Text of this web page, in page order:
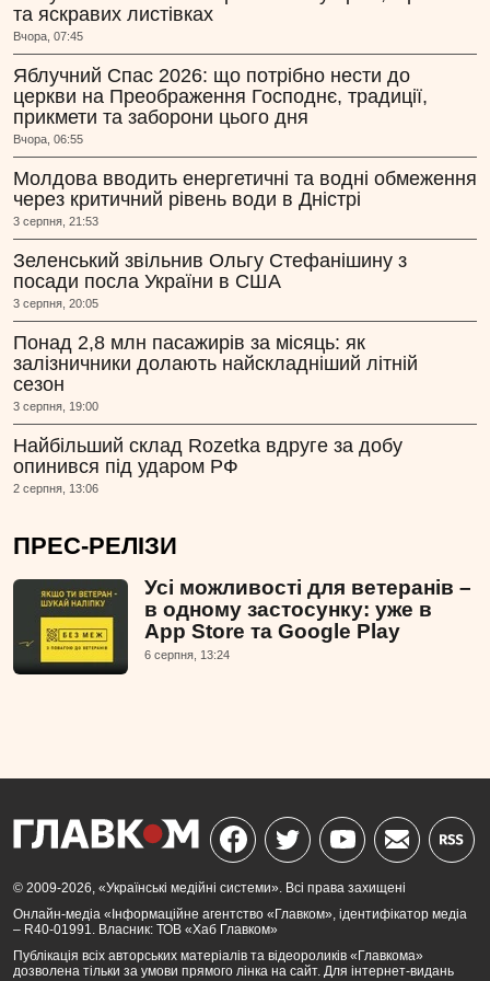
та яскравих листівках
Вчора, 07:45
Яблучний Спас 2026: що потрібно нести до
церкви на Преображення Господнє, традиції,
прикмети та заборони цього дня
Вчора, 06:55
Молдова вводить енергетичні та водні обмеження
через критичний рівень води в Дністрі
3 серпня, 21:53
Зеленський звільнив Ольгу Стефанішину з
посади посла України в США
3 серпня, 20:05
Понад 2,8 млн пасажирів за місяць: як
залізничники долають найскладніший літній
сезон
3 серпня, 19:00
Найбільший склад Rozetka вдруге за добу
опинився під ударом РФ
2 серпня, 13:06
ПРЕС-РЕЛІЗИ
Усі можливості для ветеранів –
в одному застосунку: уже в
App Store та Google Play
6 серпня, 13:24
© 2009-2026, «Українські медійні системи». Всі права захищені
Онлайн-медіа «Інформаційне агентство «Главком», ідентифікатор медіа
– R40-01991. Власник: ТОВ «Хаб Главком»
Публікація всіх авторських матеріалів та відеороликів «Главкома»
дозволена тільки за умови прямого лінка на сайт. Для інтернет-видань